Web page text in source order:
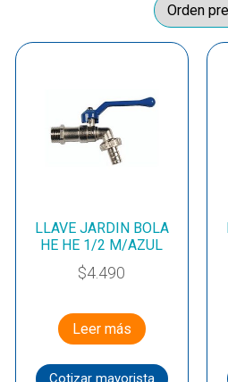
LLAVE JARDIN BOLA
HE HE 1/2 M/AZUL
$4.490
Leer más
Cotizar mayorista